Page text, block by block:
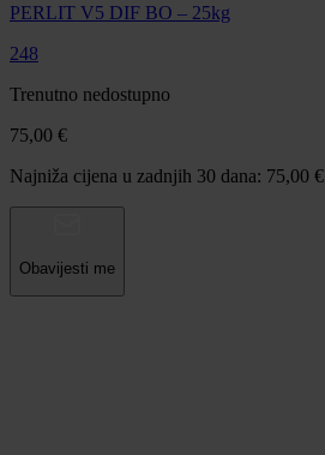
PERLIT V5 DIF BO – 25kg
248
Trenutno nedostupno
75,00 €
Najniža cijena u zadnjih 30 dana: 75,00 €
Obavijesti me